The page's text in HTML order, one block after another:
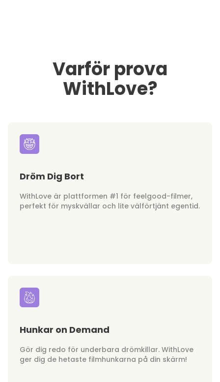
Varför prova
WithLove?
Dröm Dig Bort
WithLove är plattformen #1 för feelgood-filmer,
perfekt för myskvällar och lite välförtjänt egentid.
Hunkar on Demand
Gör dig redo för underbara drömkillar. WithLove
ger dig de hetaste filmhunkarna på din skärm!